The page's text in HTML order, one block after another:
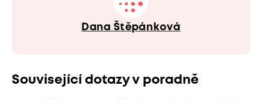
Dana Štěpánková
Související dotazy v poradně